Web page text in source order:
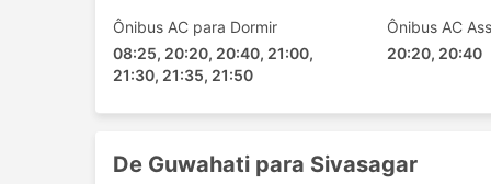
As passagens de ônibus podem ser
trem velozes. Existe sempre uma
padrão mais baratas podem ser um
forma são aceitáveis e o levam ao seu
sempre incluídos no preço.
Ônibus AC para Dormir
08:25, 20:20, 20:40, 21:00,
21:30, 21:35, 21:50
Ônibus AC
20:20, 20:40
De Guwahati para Sivasagar